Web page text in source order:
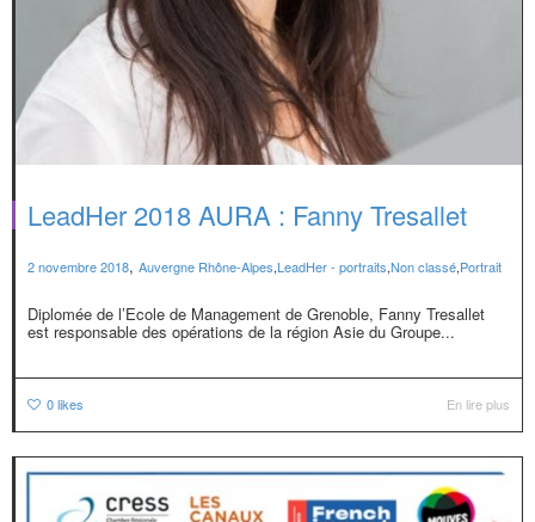
LeadHer 2018 AURA : Fanny Tresallet
2 novembre 2018, Auvergne Rhône-Alpes,LeadHer - portraits,Non classé,Portrait
Diplomée de l’Ecole de Management de Grenoble, Fanny Tresallet
est responsable des opérations de la région Asie du Groupe...
0likes En lire plus